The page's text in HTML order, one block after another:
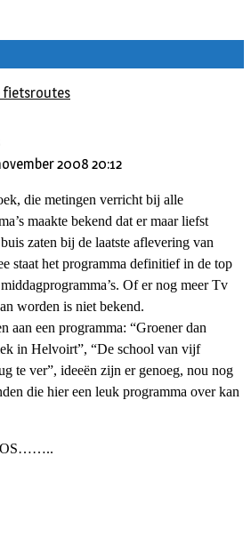
fietsroutes
2008 20:12
die metingen verricht bij alle
maakte bekend dat er maar liefst
zaten bij de laatste aflevering van
staat het programma definitief in de top
Of er nog meer Tv
worden is niet bekend.
aan een programma: “Groener dan
in Helvoirt”, “De school van vijf
te ver”, ideeën zijn er genoeg, nou nog
die hier een leuk programma over kan